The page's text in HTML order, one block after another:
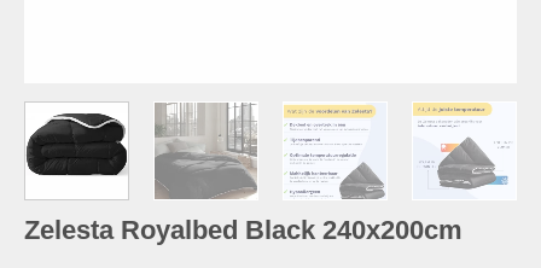
Zelesta Royalbed Black 240x200cm